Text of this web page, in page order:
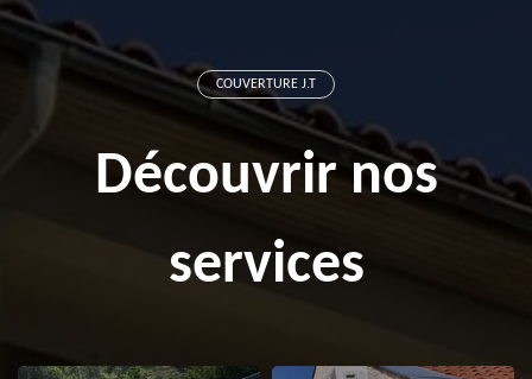
COUVERTURE J.T
Découvrir nos
services